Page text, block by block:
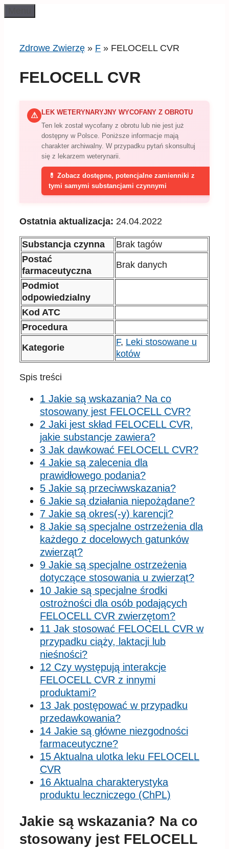
do
Zdrowe Zwierzę » F » FELOCELL CVR
FELOCELL CVR
⚠ LEK WETERYNARYJNY WYCOFANY Z OBROTU
Ten lek został wycofany z obrotu lub nie jest już
dostępny w Polsce. Poniższe informacje mają
charakter archiwalny. W przypadku pytań skonsultuj
się z lekarzem weterynarii.
💊 Zobacz dostępne, potencjalne zamienniki z
tymi samymi substancjami czynnymi
Ostatnia aktualizacja: 24.04.2022
Substancja czynna
Brak tagów
Postać
farmaceutyczna
Brak danych
Podmiot
odpowiedzialny
Kod ATC
Procedura
Kategorie
F, Leki stosowane u
kotów
Spis treści
1 Jakie są wskazania? Na co
stosowany jest FELOCELL CVR?
2 Jaki jest skład FELOCELL CVR,
jakie substancje zawiera?
3 Jak dawkować FELOCELL CVR?
4 Jakie są zalecenia dla
prawidłowego podania?
5 Jakie są przeciwwskazania?
6 Jakie są działania niepożądane?
7 Jakie są okres(-y) karencji?
8 Jakie są specjalne ostrzeżenia dla
każdego z docelowych gatunków
zwierząt?
9 Jakie są specjalne ostrzeżenia
dotyczące stosowania u zwierząt?
10 Jakie są specjalne środki
ostrożności dla osób podających
FELOCELL CVR zwierzętom?
11 Jak stosować FELOCELL CVR w
przypadku ciąży, laktacji lub
nieśności?
12 Czy występują interakcje
FELOCELL CVR z innymi
produktami?
13 Jak postępować w przypadku
przedawkowania?
14 Jakie są główne niezgodności
farmaceutyczne?
15 Aktualna ulotka leku FELOCELL
CVR
16 Aktualna charakterystyka
produktu leczniczego (ChPL)
Jakie są wskazania? Na co
stosowany jest FELOCELL